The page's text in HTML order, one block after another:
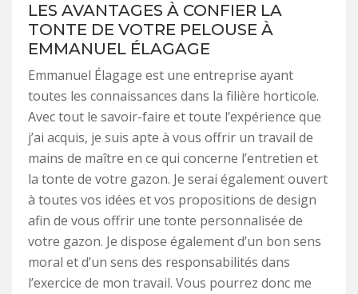
LES AVANTAGES À CONFIER LA
TONTE DE VOTRE PELOUSE À
EMMANUEL ÉLAGAGE
Emmanuel Élagage est une entreprise ayant
toutes les connaissances dans la filière horticole.
Avec tout le savoir-faire et toute l’expérience que
j’ai acquis, je suis apte à vous offrir un travail de
mains de maître en ce qui concerne l’entretien et
la tonte de votre gazon. Je serai également ouvert
à toutes vos idées et vos propositions de design
afin de vous offrir une tonte personnalisée de
votre gazon. Je dispose également d’un bon sens
moral et d’un sens des responsabilités dans
l’exercice de mon travail. Vous pourrez donc me